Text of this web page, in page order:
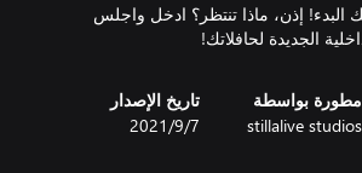
البدء! إذن، ماذا تنتظر؟ ادخل واجلس
الجديدة لحافلاتك!
مطورة بواسطة
stillalive studios
تاريخ الإصدار
7‏/9‏/2021